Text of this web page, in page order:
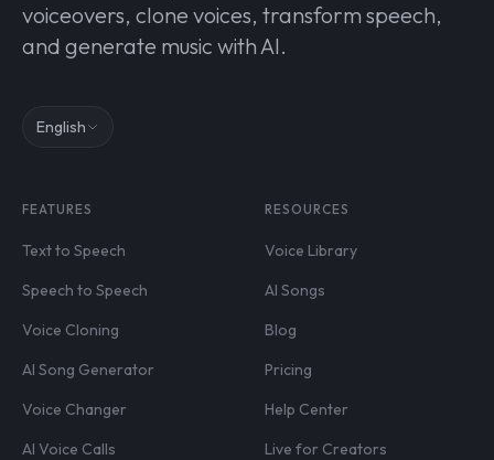
voiceovers, clone voices, transform speech,
and generate music with AI.
English
FEATURES
Text to Speech
Speech to Speech
Voice Cloning
AI Song Generator
Voice Changer
AI Voice Calls
RESOURCES
Voice Library
AI Songs
Blog
Pricing
Help Center
Live for Creators